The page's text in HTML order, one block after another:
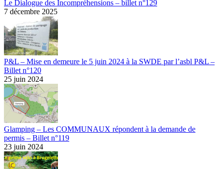
Le Dialogue des Incompréhensions – billet n°129
7 décembre 2025
P&L – Mise en demeure le 5 juin 2024 à la SWDE par l’asbl P&L –
Billet n°120
25 juin 2024
Glamping – Les COMMUNAUX répondent à la demande de
permis – Billet n°119
23 juin 2024